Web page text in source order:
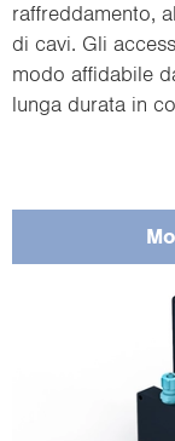
raf­fred­da­men­to,
di cavi. Gli
modo af­fi­da­bi­le
lunga du­ra­ta in
Pro­teg­go­no il